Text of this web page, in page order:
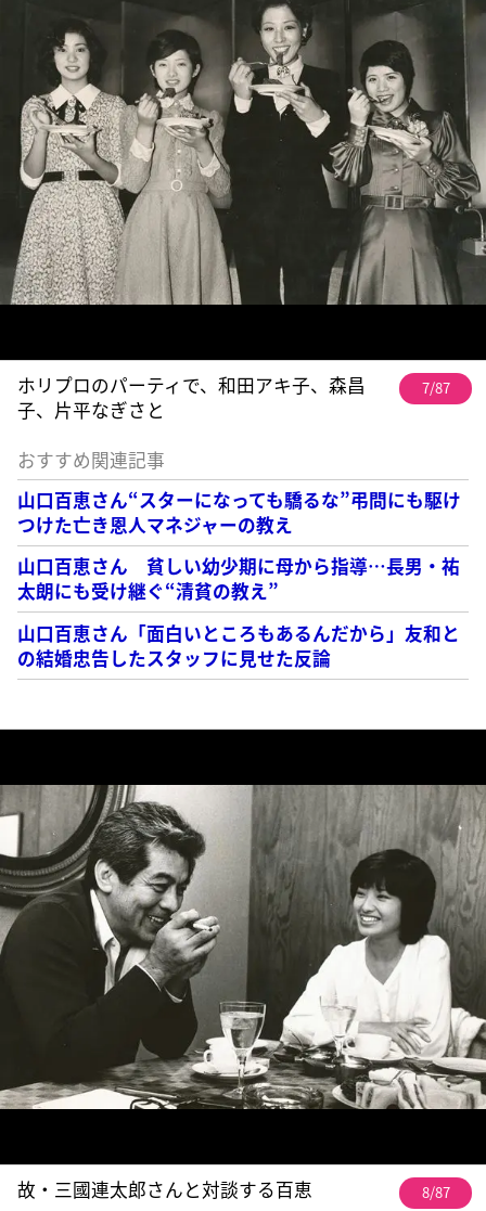
ホリプロのパーティで、和田アキ子、森昌
子、片平なぎさと
7/87
おすすめ関連記事
山口百恵さん“スターになっても驕るな”弔問にも駆け
つけた亡き恩人マネジャーの教え
山口百恵さん 貧しい幼少期に母から指導…長男・祐
太朗にも受け継ぐ“清貧の教え”
山口百恵さん「面白いところもあるんだから」友和と
の結婚忠告したスタッフに見せた反論
故・三國連太郎さんと対談する百恵 8/87